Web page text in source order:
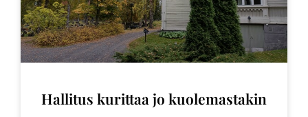
Hallitus kurittaa jo kuolemastakin